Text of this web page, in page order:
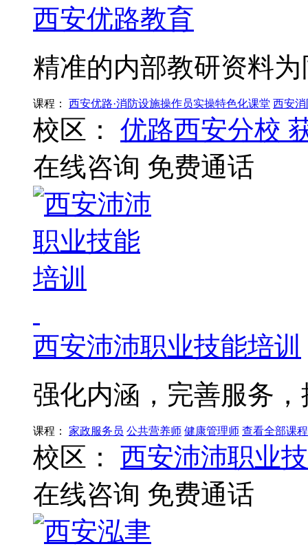
西安优路教育
精准的内部教研资料
课程： 西安优路·消防设施操作员实操特色化课堂 西安
校区： 优路西安分校
在线咨询 免费通话
西安沛沛职业技能培训
强化内涵，完善服务
课程： 家政服务员 公共营养师 健康管理师 查看全部课程
校区：
西安沛沛职业
在线咨询 免费通话